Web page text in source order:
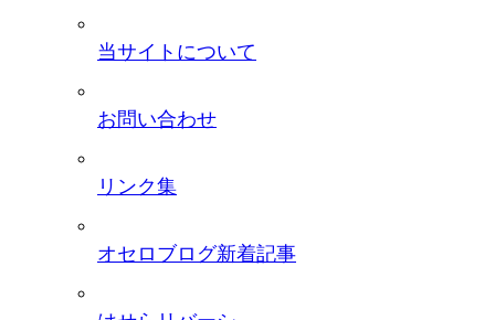
当サイトについて
お問い合わせ
リンク集
オセロブログ新着記事